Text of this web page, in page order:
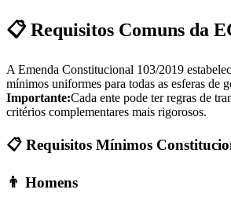
📋 Requisitos Comuns da
A Emenda Constitucional 103/2019
mínimos uniformes para todas as esferas de
Importante:Cada ente pode ter regras de
critérios complementares mais rigorosos.
📋 Requisitos Mínimos
👨 Homens